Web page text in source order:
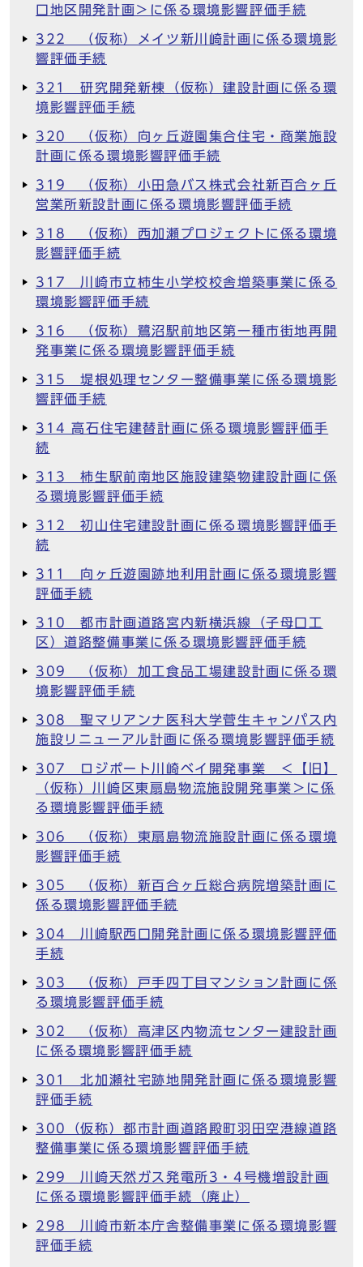
口地区開発計画＞に係る環境影響評価手続
322 （仮称）メイツ新川崎計画に係る環境影
響評価手続
321 研究開発新棟（仮称）建設計画に係る環
境影響評価手続
320 （仮称）向ヶ丘遊園集合住宅・商業施設
計画に係る環境影響評価手続
319 （仮称）小田急バス株式会社新百合ヶ丘
営業所新設計画に係る環境影響評価手続
318 （仮称）西加瀬プロジェクトに係る環境
影響評価手続
317 川崎市立柿生小学校校舎増築事業に係る
環境影響評価手続
316 （仮称）鷺沼駅前地区第一種市街地再開
発事業に係る環境影響評価手続
315 堤根処理センター整備事業に係る環境影
響評価手続
314 高石住宅建替計画に係る環境影響評価手
続
313 柿生駅前南地区施設建築物建設計画に係
る環境影響評価手続
312 初山住宅建設計画に係る環境影響評価手
続
311 向ヶ丘遊園跡地利用計画に係る環境影響
評価手続
310 都市計画道路宮内新横浜線（子母口工
区）道路整備事業に係る環境影響評価手続
309 （仮称）加工食品工場建設計画に係る環
境影響評価手続
308 聖マリアンナ医科大学菅生キャンパス内
施設リニューアル計画に係る環境影響評価手続
307 ロジポート川崎ベイ開発事業 ＜【旧】
（仮称）川崎区東扇島物流施設開発事業＞に係
る環境影響評価手続
306 （仮称）東扇島物流施設計画に係る環境
影響評価手続
305 （仮称）新百合ヶ丘総合病院増築計画に
係る環境影響評価手続
304 川崎駅西口開発計画に係る環境影響評価
手続
303 （仮称）戸手四丁目マンション計画に係
る環境影響評価手続
302 （仮称）高津区内物流センター建設計画
に係る環境影響評価手続
301 北加瀬社宅跡地開発計画に係る環境影響
評価手続
300（仮称）都市計画道路殿町羽田空港線道路
整備事業に係る環境影響評価手続
299 川崎天然ガス発電所3・4号機増設計画
に係る環境影響評価手続（廃止）
298 川崎市新本庁舎整備事業に係る環境影響
評価手続